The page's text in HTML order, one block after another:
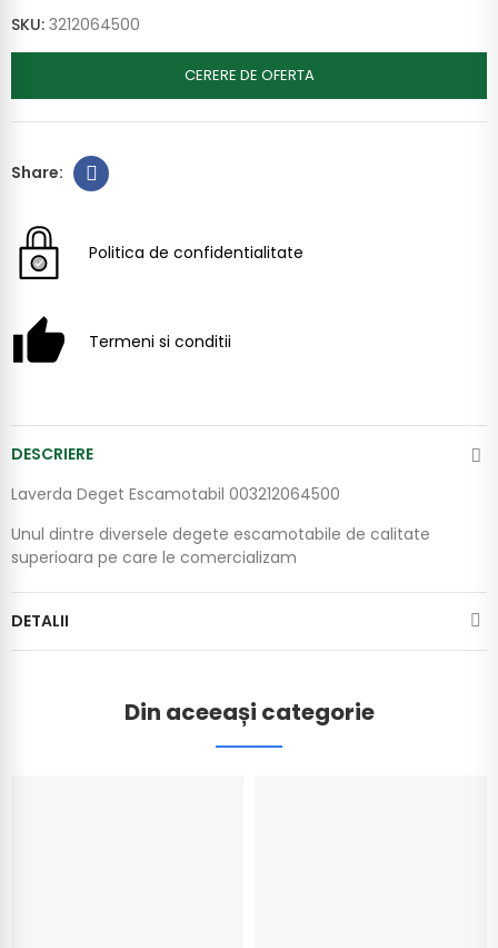
SKU: 3212064500
CERERE DE OFERTA
Politica de confidentialitate
Termeni si conditii
DESCRIERE
Laverda Deget Escamotabil 003212064500
Unul dintre diversele degete escamotabile de calitate
superioara pe care le comercializam
DETALII
Din aceeași categorie